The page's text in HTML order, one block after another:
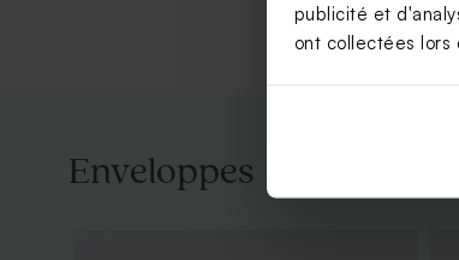
publicité et
ont collectées lors
Enveloppes